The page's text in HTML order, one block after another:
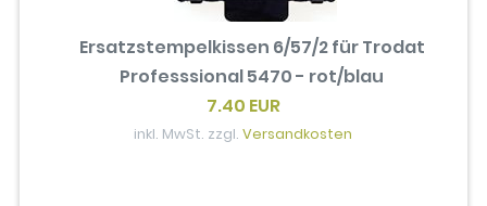
Ersatzstempelkissen 6/57/2 für Trodat
Professsional 5470 - rot/blau
7.40 EUR
inkl. MwSt. zzgl.Versandkosten